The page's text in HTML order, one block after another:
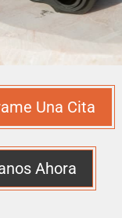
Una Cita
Ahora